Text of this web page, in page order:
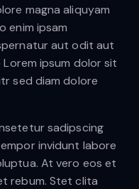
magna aliquyam
enim ipsam
aut odit aut
ipsum dolor sit
sed diam dolore
sadipscing
invidunt labore
At vero eos et
rebum. Stet clita